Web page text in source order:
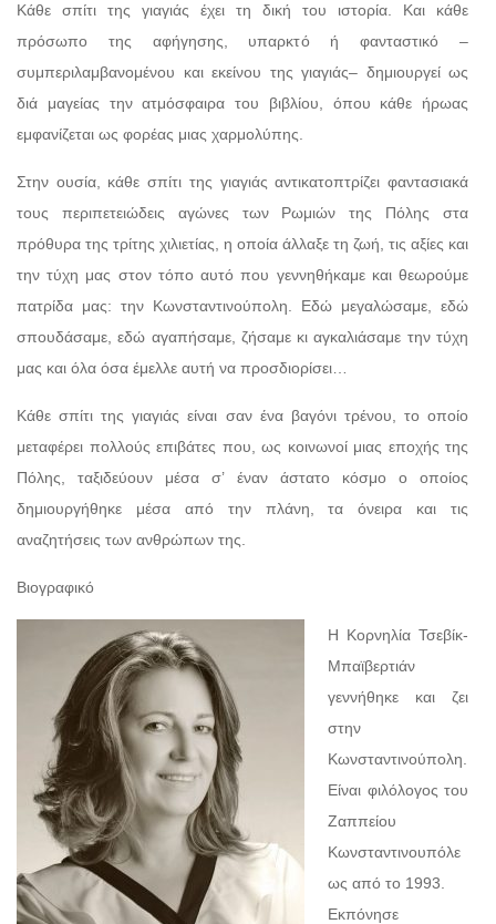
Κάθε σπίτι της γιαγιάς έχει τη δική του ιστορία. Και κάθε
πρόσωπο της αφήγησης, υπαρκτό ή φανταστικό –
συμπεριλαμβανομένου και εκείνου της γιαγιάς– δημιουργεί ως
διά μαγείας την ατμόσφαιρα του βιβλίου, όπου κάθε ήρωας
εμφανίζεται ως φορέας μιας χαρμολύπης.
Στην ουσία, κάθε σπίτι της γιαγιάς αντικατοπτρίζει φαντασιακά
τους περιπετειώδεις αγώνες των Ρωμιών της Πόλης στα
πρόθυρα της τρίτης χιλιετίας, η οποία άλλαξε τη ζωή, τις αξίες και
την τύχη μας στον τόπο αυτό που γεννηθήκαμε και θεωρούμε
πατρίδα μας: την Κωνσταντινούπολη. Εδώ μεγαλώσαμε, εδώ
σπουδάσαμε, εδώ αγαπήσαμε, ζήσαμε κι αγκαλιάσαμε την τύχη
μας και όλα όσα έμελλε αυτή να προσδιορίσει…
Κάθε σπίτι της γιαγιάς είναι σαν ένα βαγόνι τρένου, το οποίο
μεταφέρει πολλούς επιβάτες που, ως κοινωνοί μιας εποχής της
Πόλης, ταξιδεύουν μέσα σ’ έναν άστατο κόσμο ο οποίος
δημιουργήθηκε μέσα από την πλάνη, τα όνειρα και τις
αναζητήσεις των ανθρώπων της.
Βιογραφικό
Η Κορνηλία Τσεβίκ-
Μπαϊβερτιάν
γεννήθηκε και ζει
στην
Κωνσταντινούπολη.
Είναι φιλόλογος του
Ζαππείου
Κωνσταντινουπόλε
ως από το 1993.
Εκπόνησε